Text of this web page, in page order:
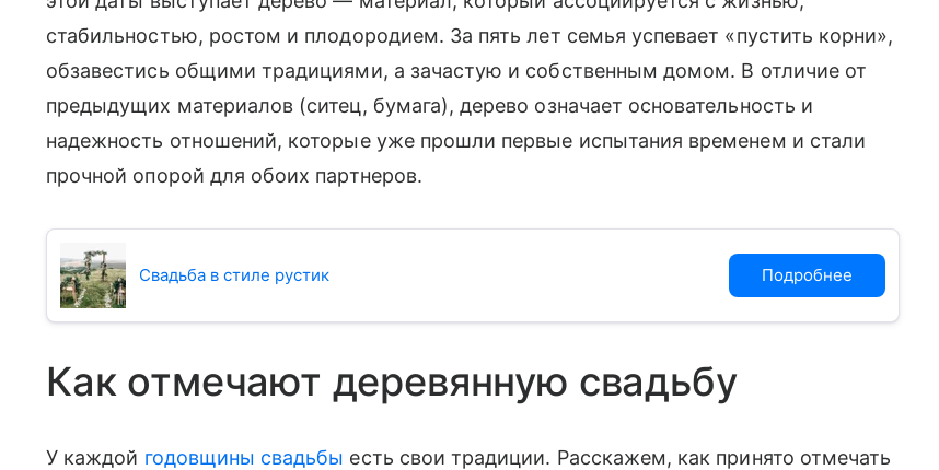
стабильностью, ростом и плодородием. За пять лет семья успевает «пустить корни»,
обзавестись общими традициями, а зачастую и собственным домом. В отличие от
предыдущих материалов (ситец, бумага), дерево означает основательность и
надежность отношений, которые уже прошли первые испытания временем и стали
прочной опорой для обоих партнеров.
Свадьба в стиле рустик Подробнее
Как отмечают деревянную свадьбу
У каждой годовщины свадьбы есть свои традиции. Расскажем, как принято отмечать